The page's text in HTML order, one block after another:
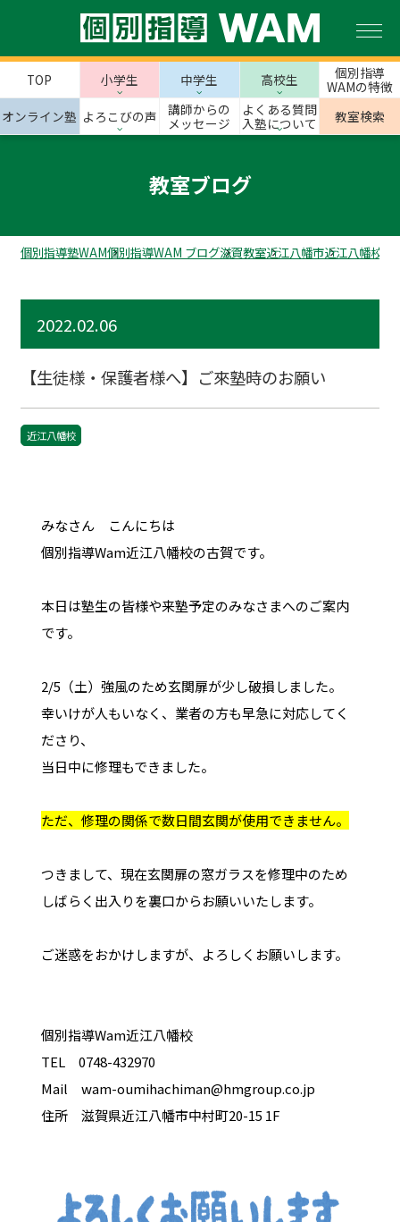
TOP 小学生 中学生 高校生
個別指導
WAMの特徴
オンライン塾 よろこびの声
講師からの
メッセージ
よくある質問
入塾について
教室検索
教室ブログ
個別指導塾WAM個別指導WAM ブログ滋賀教室近江八幡市近江八幡校の
2022.02.06
【生徒様・保護者様へ】ご來塾時のお願い
近江八幡校
みなさん こんにちは
個別指導Wam近江八幡校の古賀です。
本日は塾生の皆様や来塾予定のみなさまへのご案内
です。
2/5（土）強風のため玄関扉が少し破損しました。
幸いけが人もいなく、業者の方も早急に対応してく
ださり、
当日中に修理もできました。
ただ、修理の関係で数日間玄関が使用できません。
つきまして、現在玄関扉の窓ガラスを修理中のため
しばらく出入りを裏口からお願いいたします。
ご迷惑をおかけしますが、よろしくお願いします。
個別指導Wam近江八幡校
TEL 0748-432970
Mail wam-oumihachiman@hmgroup.co.jp
住所 滋賀県近江八幡市中村町20-15 1F